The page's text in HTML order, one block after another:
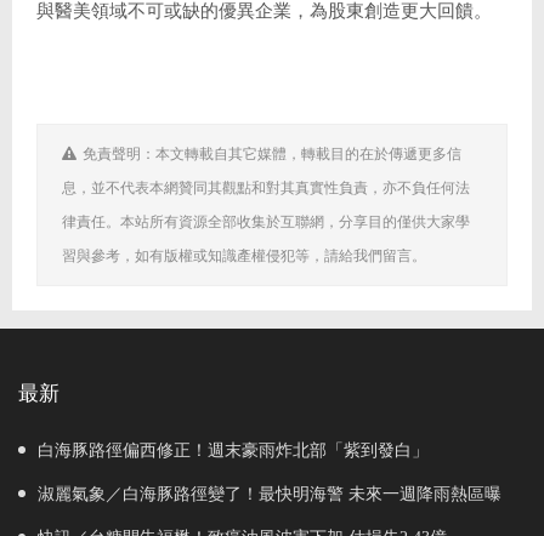
與醫美領域不可或缺的優異企業，為股東創造更大回饋。
免責聲明：本文轉載自其它媒體，轉載目的在於傳遞更多信
息，並不代表本網贊同其觀點和對其真實性負責，亦不負任何法
律責任。本站所有資源全部收集於互聯網，分享目的僅供大家學
習與參考，如有版權或知識產權侵犯等，請給我們留言。
最新
白海豚路徑偏西修正！週末豪雨炸北部「紫到發白」
淑麗氣象／白海豚路徑變了！最快明海警 未來一週降雨熱區曝